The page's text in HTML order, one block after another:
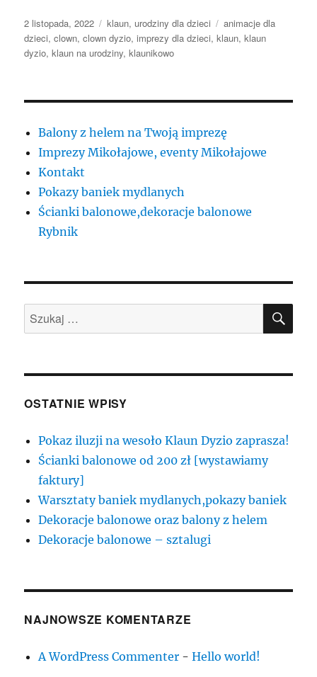
Data
publikacji
2 listopada, 2022 Kategorie
klaun, urodziny dla dzieci Tagi
animacje dla
dzieci,clown,clown dyzio,imprezy dla dzieci,klaun,klaun
dyzio,klaun na urodziny,klaunikowo
Balony z helem na Twoją imprezę
Imprezy Mikołajowe, eventy Mikołajowe
Kontakt
Pokazy baniek mydlanych
Ścianki balonowe,dekoracje balonowe
Rybnik
Szukaj:
OSTATNIE WPISY
Pokaz iluzji na wesoło Klaun Dyzio zaprasza!
Ścianki balonowe od 200 zł [wystawiamy
faktury]
Warsztaty baniek mydlanych,pokazy baniek
Dekoracje balonowe oraz balony z helem
Dekoracje balonowe – sztalugi
NAJNOWSZE KOMENTARZE
A WordPress Commenter -Hello world!